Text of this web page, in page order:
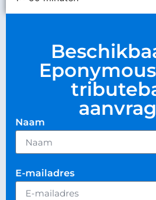
Eponymous
Naam
E-mailadres